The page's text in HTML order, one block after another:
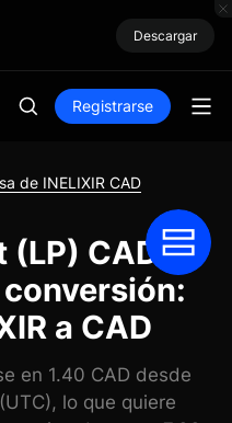
Descargar
Registrarse
de INELIXIR CAD
CAD
a CAD
en 1.40 CAD desde
lo que quiere